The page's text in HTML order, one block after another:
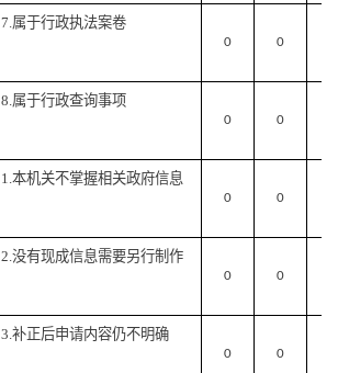
7.属于行政执法案卷
0 0
8.属于行政查询事项
0 0
1.本机关不掌握相关政府信息
0 0
2.没有现成信息需要另行制作
0 0
3.补正后申请内容仍不明确
0 0